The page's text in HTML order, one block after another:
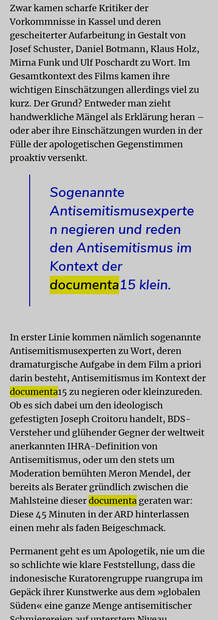
Zwar kamen scharfe Kritiker der
Vorkommnisse in Kassel und deren
gescheiterter Aufarbeitung in Gestalt von
Josef Schuster, Daniel Botmann, Klaus Holz,
Mirna Funk und Ulf Poschardt zu Wort. Im
Gesamtkontext des Films kamen ihre
wichtigen Einschätzungen allerdings viel zu
kurz. Der Grund? Entweder man zieht
handwerkliche Mängel als Erklärung heran –
oder aber ihre Einschätzungen wurden in der
Fülle der apologetischen Gegenstimmen
proaktiv versenkt.
Sogenannte
Antisemitismusexperte
n negieren und reden
den Antisemitismus im
Kontext der
documenta15 klein.
In erster Linie kommen nämlich sogenannte
Antisemitismusexperten zu Wort, deren
dramaturgische Aufgabe in dem Film a priori
darin besteht, Antisemitismus im Kontext der
documenta15 zu negieren oder kleinzureden.
Ob es sich dabei um den ideologisch
gefestigten Joseph Croitoru handelt, BDS-
Versteher und glühender Gegner der weltweit
anerkannten IHRA-Definition von
Antisemitismus, oder um den stets um
Moderation bemühten Meron Mendel, der
bereits als Berater gründlich zwischen die
Mahlsteine dieserdocumenta geraten war:
Diese 45 Minuten in der ARD hinterlassen
einen mehr als faden Beigeschmack.
Permanent geht es um Apologetik, nie um die
so schlichte wie klare Feststellung, dass die
indonesische Kuratorengruppe ruangrupa im
Gepäck ihrer Kunstwerke aus dem »globalen
Süden« eine ganze Menge antisemitischer